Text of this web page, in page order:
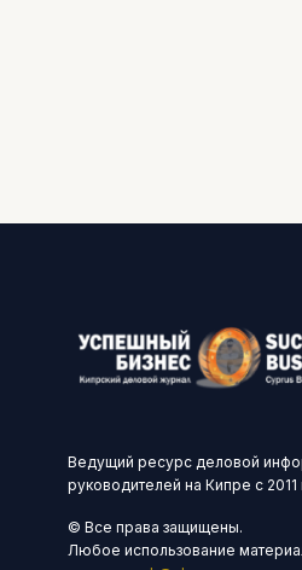
Ведущий ресурс деловой
руководителей на Кипре с 2011
© Все права защищены.
Любое использование